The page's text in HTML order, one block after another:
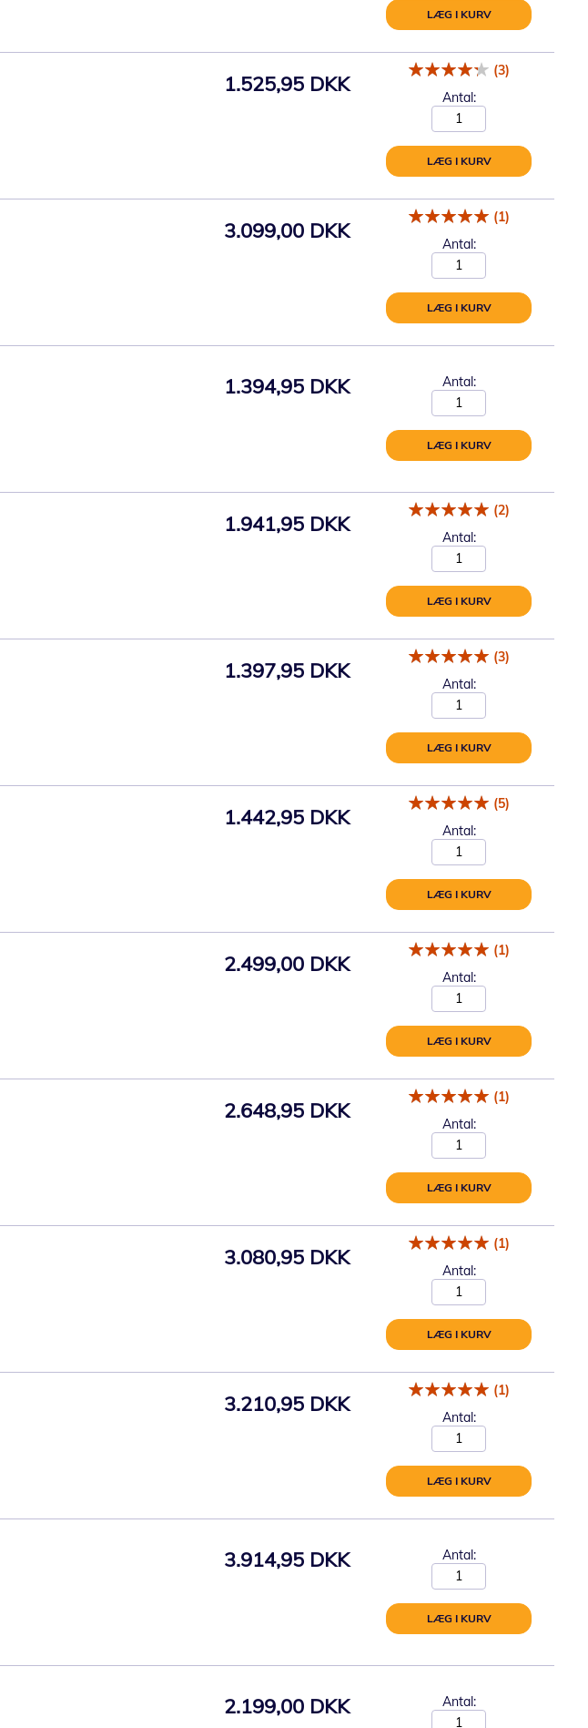
LÆG I KURV
1.525,95 DKK
(3)
Antal:
LÆG I KURV
3.099,00 DKK
(1)
Antal:
LÆG I KURV
1.394,95 DKK Antal:
LÆG I KURV
1.941,95 DKK
(2)
Antal:
LÆG I KURV
1.397,95 DKK
(3)
Antal:
LÆG I KURV
1.442,95 DKK
(5)
Antal:
LÆG I KURV
2.499,00 DKK
(1)
Antal:
LÆG I KURV
2.648,95 DKK
(1)
Antal:
LÆG I KURV
3.080,95 DKK
(1)
Antal:
LÆG I KURV
3.210,95 DKK
(1)
Antal:
LÆG I KURV
3.914,95 DKK Antal:
LÆG I KURV
2.199,00 DKK Antal: